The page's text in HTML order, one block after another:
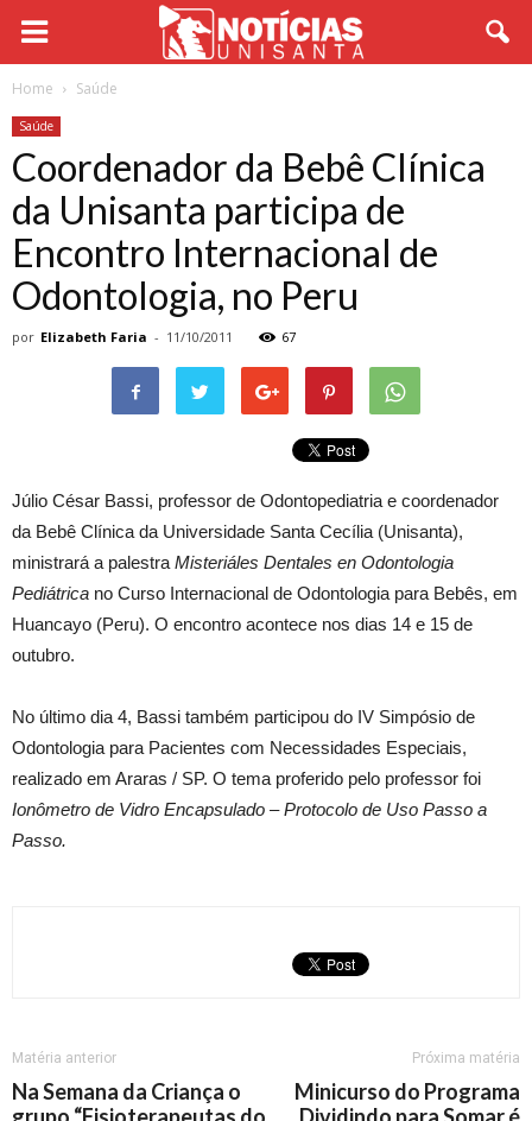
Home Saúde
Saúde
Coordenador da Bebê Clínica
da Unisanta participa de
Encontro Internacional de
Odontologia, no Peru
por Elizabeth Faria - 11/10/2011 67
Júlio César Bassi, professor de Odontopediatria e coordenador
da Bebê Clínica da Universidade Santa Cecília (Unisanta),
ministrará a palestra Misteriáles Dentales en Odontologia
Pediátrica no Curso Internacional de Odontologia para Bebês, em
Huancayo (Peru). O encontro acontece nos dias 14 e 15 de
outubro.
No último dia 4, Bassi também participou do IV Simpósio de
Odontologia para Pacientes com Necessidades Especiais,
realizado em Araras / SP. O tema proferido pelo professor foi
Ionômetro de Vidro Encapsulado – Protocolo de Uso Passo a
Passo.
Matéria anterior
Na Semana da Criança o
Próxima matéria
Minicurso do Programa